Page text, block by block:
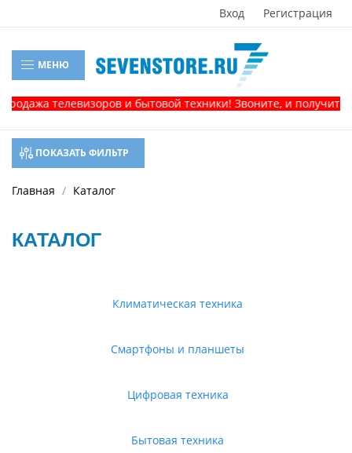
Вход Регистрация
МЕНЮ
телевизоров и бытовой техники! Звоните, и получите
ПОКАЗАТЬ ФИЛЬТР
Главная Каталог
КАТАЛОГ
Климатическая техника
Смартфоны и планшеты
Цифровая техника
Бытовая техника